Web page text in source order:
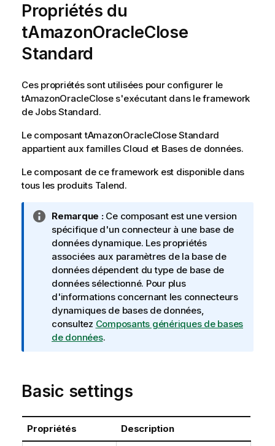
Propriétés du
tAmazonOracleClose
Standard
Ces propriétés sont utilisées pour configurer le
tAmazonOracleCloses'exécutant dans le framework
de JobsStandard.
Le composanttAmazonOracleCloseStandard
appartient aux familles Cloud et Bases de données.
Le composant de ce framework est disponible dans
tous les produits Talend.
N
o
t
e
I
n
f
o
r
m
o
s
Remarque :Ce composant est une version
spécifique d'un connecteur à une base de
données dynamique. Les propriétés
associées aux paramètres de la base de
données dépendent du type de base de
données sélectionné. Pour plus
d'informations concernant les connecteurs
dynamiques de bases de données,
consultez Composants génériques de bases
de données.
Basic settings
Propriétés Description